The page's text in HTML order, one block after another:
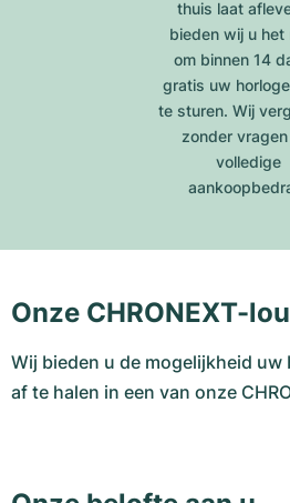
thuis laat
bieden wij u het
om binnen 14
gratis uw
te sturen. Wij
zonder
volledige
Onze CHRONEXT-
Wij bieden u de mogelijkheid
af te halen in een van onze